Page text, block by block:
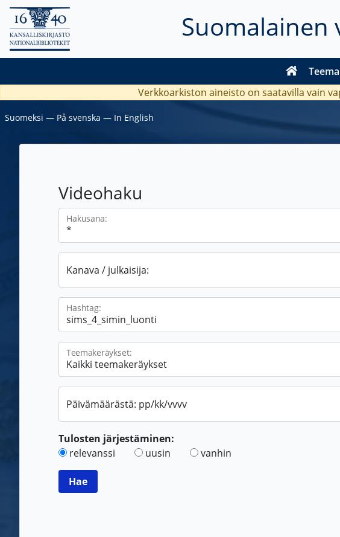
Suomalainen
Verkkoarkiston aineisto on saatavilla vain
Suomeksi ― På svenska ― In English
Videohaku
Hakusana:
Kanava / julkaisija:
Hashtag:
Teemakeräykset:
Päivämäärästä: pp/kk/vvvv
Tulosten järjestäminen:
relevanssi
uusin vanhin